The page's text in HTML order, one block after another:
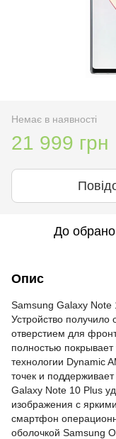
Немає в наявності
21 999 грн
До
Опис
Samsung Galaxy Note
Устройство
отверстием для
полностью
технологии Dynamic
точек и
Galaxy Note 10 Plus
изображения с
смартфон
оболочкой Samsung